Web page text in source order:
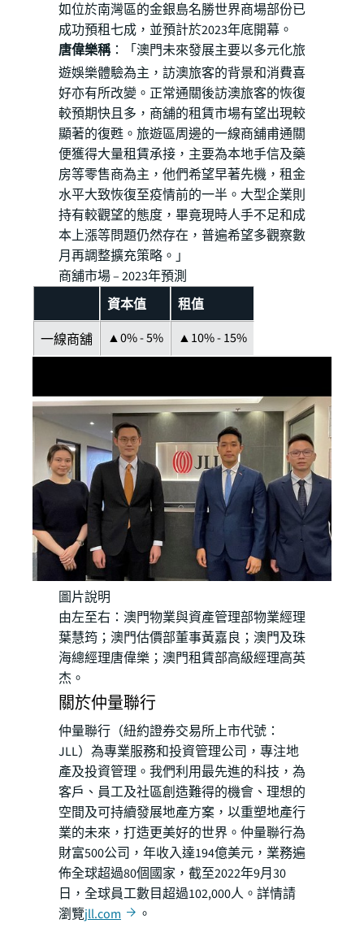
如位於南灣區的金銀島名勝世界商場部份已
成功預租七成，並預計於2023年底開幕。
唐偉樂稱：「澳門未來發展主要以多元化旅
遊娛樂體驗為主，訪澳旅客的背景和消費喜
好亦有所改變。正常通關後訪澳旅客的恢復
較預期快且多，商舖的租賃市場有望出現較
顯著的復甦。旅遊區周邊的一線商舖甫通關
便獲得大量租賃承接，主要為本地手信及藥
房等零售商為主，他們希望早著先機，租金
水平大致恢復至疫情前的一半。大型企業則
持有較觀望的態度，畢竟現時人手不足和成
本上漲等問題仍然存在，普遍希望多觀察數
月再調整擴充策略。」
商舖市場 – 2023年預測
資本值
租值
一線商舖
▲0% - 5% ▲10% - 15%
圖片說明
由左至右：澳門物業與資產管理部物業經理
葉慧筠；澳門估價部董事黃嘉良；澳門及珠
海總經理唐偉樂；澳門租賃部高級經理高英
杰。
關於仲量聯行
仲量聯行（紐約證券交易所上市代號：
JLL）為專業服務和投資管理公司，專注地
產及投資管理。我們利用最先進的科技，為
客戶、員工及社區創造難得的機會、理想的
空間及可持續發展地產方案，以重塑地產行
業的未來，打造更美好的世界。仲量聯行為
財富500公司，年收入達194億美元，業務遍
佈全球超過80個國家，截至2022年9月30
日，全球員工數目超過102,000人。詳情請
瀏覽jll.com 。